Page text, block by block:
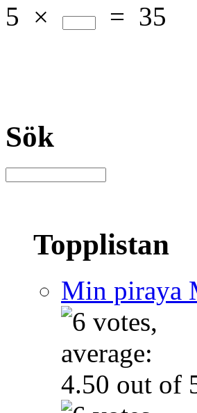
5 × = 35
Sök
Topplistan
Min piraya